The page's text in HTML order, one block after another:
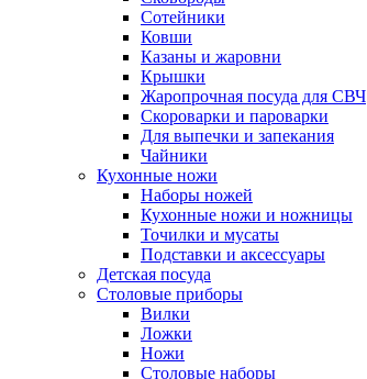
Сотейники
Ковши
Казаны и жаровни
Крышки
Жаропрочная посуда для СВЧ
Скороварки и пароварки
Для выпечки и запекания
Чайники
Кухонные ножи
Наборы ножей
Кухонные ножи и ножницы
Точилки и мусаты
Подставки и аксессуары
Детская посуда
Столовые приборы
Вилки
Ложки
Ножи
Столовые наборы